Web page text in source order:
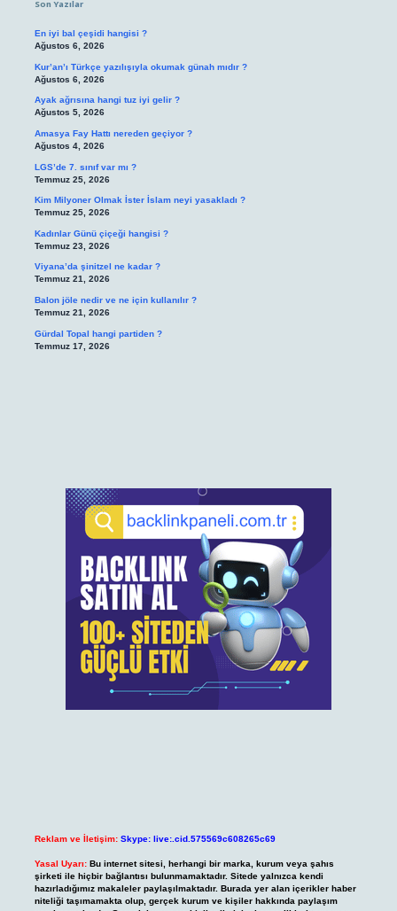
Son Yazılar
En iyi bal çeşidi hangisi ?
Ağustos 6, 2026
Kur’an’ı Türkçe yazılışıyla okumak günah mıdır ?
Ağustos 6, 2026
Ayak ağrısına hangi tuz iyi gelir ?
Ağustos 5, 2026
Amasya Fay Hattı nereden geçiyor ?
Ağustos 4, 2026
LGS’de 7. sınıf var mı ?
Temmuz 25, 2026
Kim Milyoner Olmak İster İslam neyi yasakladı ?
Temmuz 25, 2026
Kadınlar Günü çiçeği hangisi ?
Temmuz 23, 2026
Viyana’da şinitzel ne kadar ?
Temmuz 21, 2026
Balon jöle nedir ve ne için kullanılır ?
Temmuz 21, 2026
Gürdal Topal hangi partiden ?
Temmuz 17, 2026
Reklam ve İletişim: Skype: live:.cid.575569c608265c69
Yasal Uyarı: Bu internet sitesi, herhangi bir marka, kurum veya şahıs
şirketi ile hiçbir bağlantısı bulunmamaktadır. Sitede yalnızca kendi
hazırladığımız makaleler paylaşılmaktadır. Burada yer alan içerikler haber
niteliği taşımamakta olup, gerçek kurum ve kişiler hakkında paylaşım